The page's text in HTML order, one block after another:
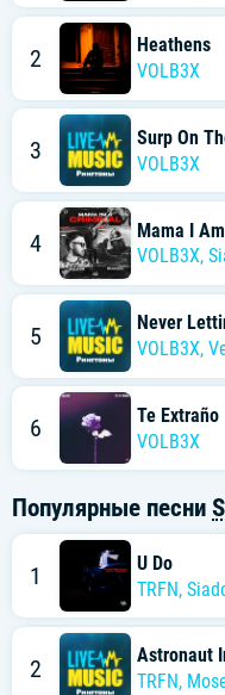
2
Heathens
VOLB3X
3
Surp On
VOLB3X
4
Mama I
VOLB3X,
5
Never
VOLB3X,
6
Te Extraño
VOLB3X
Популярные песни
1
U Do
TRFN,
2
Astronaut
TRFN,